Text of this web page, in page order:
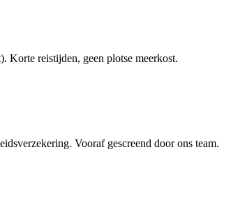
Korte reistijden, geen plotse meerkost.
Vooraf gescreend door ons team.